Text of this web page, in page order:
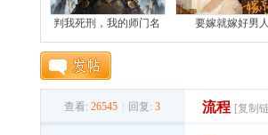
机 判我死刑，我的师门名 要嫁就嫁好男
查看: 26545 回复: 3 流程 [复制